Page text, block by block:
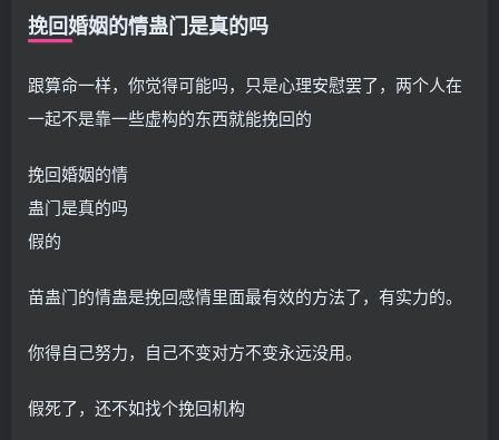
挽回婚姻的情蛊门是真的吗
跟算命一样，你觉得可能吗，只是心理安慰罢了，两个人在
一起不是靠一些虚构的东西就能挽回的
挽回婚姻的情
蛊门是真的吗
假的
苗蛊门的情蛊是挽回感情里面最有效的方法了，有实力的。
你得自己努力，自己不变对方不变永远没用。
假死了，还不如找个挽回机构